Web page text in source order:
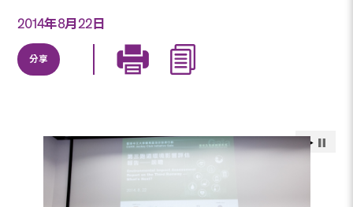
2014年8月22日
分享